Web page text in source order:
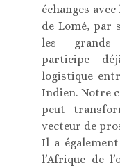
échanges avec
de Lomé, par
les grands
participe
logistique
Indien. Notre
peut
vecteur de
Il a
l’Afrique de